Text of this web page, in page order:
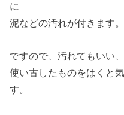
に
泥などの汚れが付きます。
ですので、汚れてもいい
使い古したものをはくと
す。